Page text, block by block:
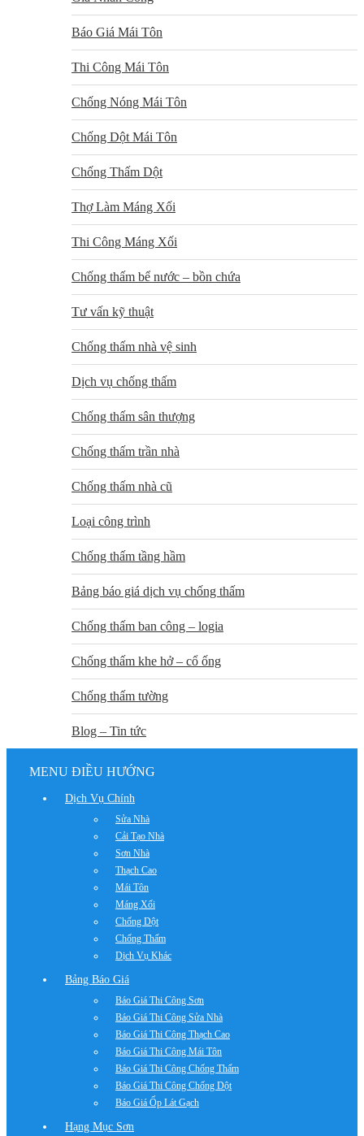
Báo Giá Mái Tôn
Thi Công Mái Tôn
Chống Nóng Mái Tôn
Chống Dột Mái Tôn
Chống Thấm Dột
Thợ Làm Máng Xối
Thi Công Máng Xối
Chống thấm bể nước – bồn chứa
Tư vấn kỹ thuật
Chống thấm nhà vệ sinh
Dịch vụ chống thấm
Chống thấm sân thượng
Chống thấm trần nhà
Chống thấm nhà cũ
Loại công trình
Chống thấm tầng hầm
Bảng báo giá dịch vụ chống thấm
Chống thấm ban công – logia
Chống thấm khe hở – cổ ống
Chống thấm tường
Blog – Tin tức
MENU ĐIỀU HƯỚNG
Dịch Vụ Chính
Sửa Nhà
Cải Tạo Nhà
Sơn Nhà
Thạch Cao
Mái Tôn
Máng Xối
Chống Dột
Chống Thấm
Dịch Vụ Khác
Bảng Báo Giá
Báo Giá Thi Công Sơn
Báo Giá Thi Công Sửa Nhà
Báo Giá Thi Công Thạch Cao
Báo Giá Thi Công Mái Tôn
Báo Giá Thi Công Chống Thấm
Báo Giá Thi Công Chống Dột
Báo Giá Ốp Lát Gạch
Hạng Mục Sơn